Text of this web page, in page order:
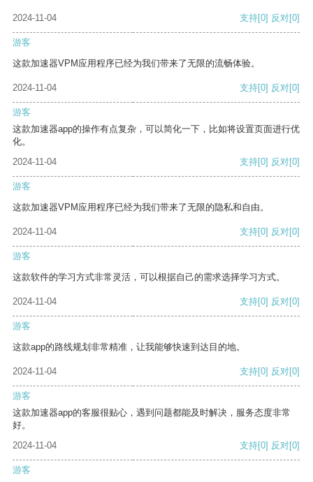
2024-11-04 支持[0] 反对[0]
游客
这款加速器VPM应用程序已经为我们带来了无限的流畅体验。
2024-11-04 支持[0] 反对[0]
游客
这款加速器app的操作有点复杂，可以简化一下，比如将设置页面进行优
化。
2024-11-04
支持[0] 反对[0]
游客
这款加速器VPM应用程序已经为我们带来了无限的隐私和自由。
2024-11-04 支持[0] 反对[0]
游客
这款软件的学习方式非常灵活，可以根据自己的需求选择学习方式。
2024-11-04 支持[0] 反对[0]
游客
这款app的路线规划非常精准，让我能够快速到达目的地。
2024-11-04 支持[0] 反对[0]
游客
这款加速器app的客服很贴心，遇到问题都能及时解决，服务态度非常
好。
2024-11-04
支持[0] 反对[0]
游客